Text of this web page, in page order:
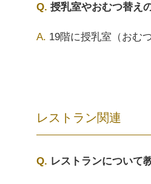
授乳室やおむつ替え
19階に授乳室（おむ
レストラン関連
レストランについて